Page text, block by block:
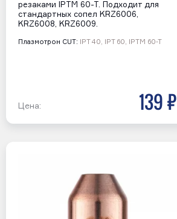
резаками IPTM 60-T. Подходит для
стандартных сопел KRZ6006,
KRZ6008, KRZ6009.
Плазмотрон CUT: IPT 40, IPT 60, IPTM 60-T
Цена: 139 р